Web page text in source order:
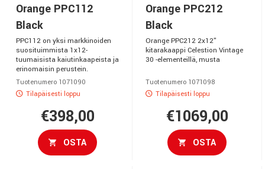
Orange PPC112
Black
PPC112 on yksi markkinoiden
suosituimmista 1x12-
tuumaisista kaiutinkaapeista ja
erinomaisin perustein.
Tuotenumero 1071090
Tilapäisesti loppu
€398,00
OSTA
Orange PPC212
Black
Orange PPC212 2x12"
kitarakaappi Celestion Vintage
30 -elementeillä, musta
Tuotenumero 1071098
Tilapäisesti loppu
€1069,00
OSTA